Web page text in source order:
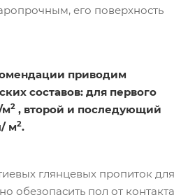
его поверхность
приводим
составов: для первого
м2 , второй и последующий
м2.
глянцевых пропиток для
обезопасить пол от контакта